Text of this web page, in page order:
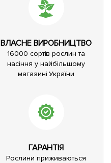
ВЛАСНЕ ВИРОБНИЦТВО
16000 сортів рослин та
насіння у найбільшому
магазині України
ГАРАНТІЯ
Рослини приживаються